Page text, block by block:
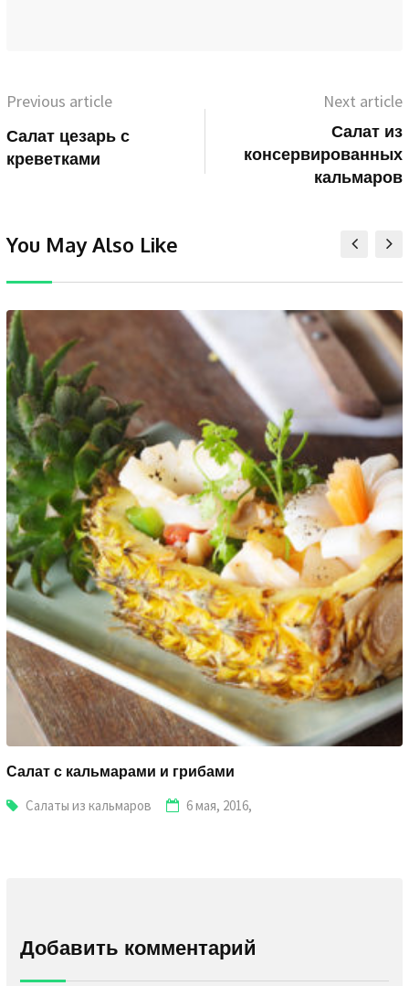
Previous article
Салат цезарь с
креветками
Next article
Салат из
консервированных
кальмаров
You May Also Like
Салат с кальмарами и грибами
Салаты из кальмаров 6 мая, 2016,
Добавить комментарий